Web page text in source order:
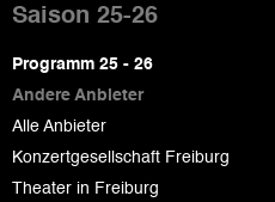
de
page
Saison 25-26
Programm 25 - 26
Andere Anbieter
Alle Anbieter
Konzertgesellschaft Freiburg
Theater in Freiburg